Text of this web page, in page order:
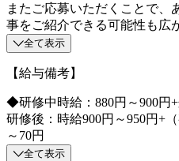
またご応募いただくことで、
事をご紹介できる可能性も広
全て表示
【給与備考】
◆研修中時給：880円～900円
研修後：時給900円～950円+
～70円
全て表示